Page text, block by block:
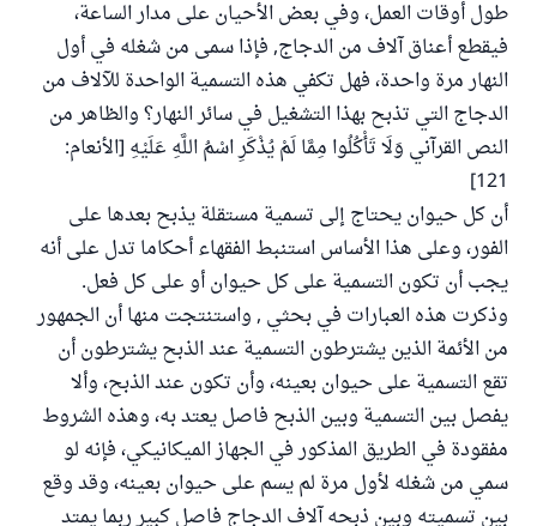
طول أوقات العمل، وفي بعض الأحيان على مدار الساعة،
فيقطع أعناق آلاف من الدجاج, فإذا سمى من شغله في أول
النهار مرة واحدة، فهل تكفي هذه التسمية الواحدة للآلاف من
الدجاج التي تذبح بهذا التشغيل في سائر النهار؟ والظاهر من
النص القرآني وَلَا تَأْكُلُوا مِمَّا لَمْ يُذْكَرِ اسْمُ اللَّهِ عَلَيْهِ [الأنعام:
121]
أن كل حيوان يحتاج إلى تسمية مستقلة يذبح بعدها على
الفور، وعلى هذا الأساس استنبط الفقهاء أحكاما تدل على أنه
يجب أن تكون التسمية على كل حيوان أو على كل فعل.
وذكرت هذه العبارات في بحثي , واستنتجت منها أن الجمهور
من الأئمة الذين يشترطون التسمية عند الذبح يشترطون أن
تقع التسمية على حيوان بعينه، وأن تكون عند الذبح، وألا
يفصل بين التسمية وبين الذبح فاصل يعتد به، وهذه الشروط
مفقودة في الطريق المذكور في الجهاز الميكانيكي، فإنه لو
سمي من شغله لأول مرة لم يسم على حيوان بعينه، وقد وقع
بين تسميته وبين ذبحه آلاف الدجاج فاصل كبير ربما يمتد